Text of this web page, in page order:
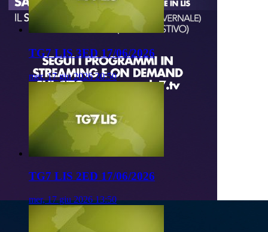
TG7 LIS 3ED 17/06/2026
mer, 17 giu 2026 20:50
TG7 LIS 2ED 17/06/2026
mer, 17 giu 2026 13:50